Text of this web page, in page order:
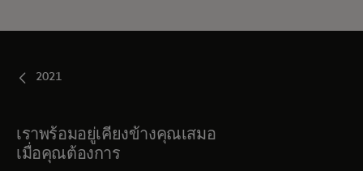
2021
เราพร้อมอยู่เคียงข้างคุณเสมอ
เมื่อคุณต้องการ